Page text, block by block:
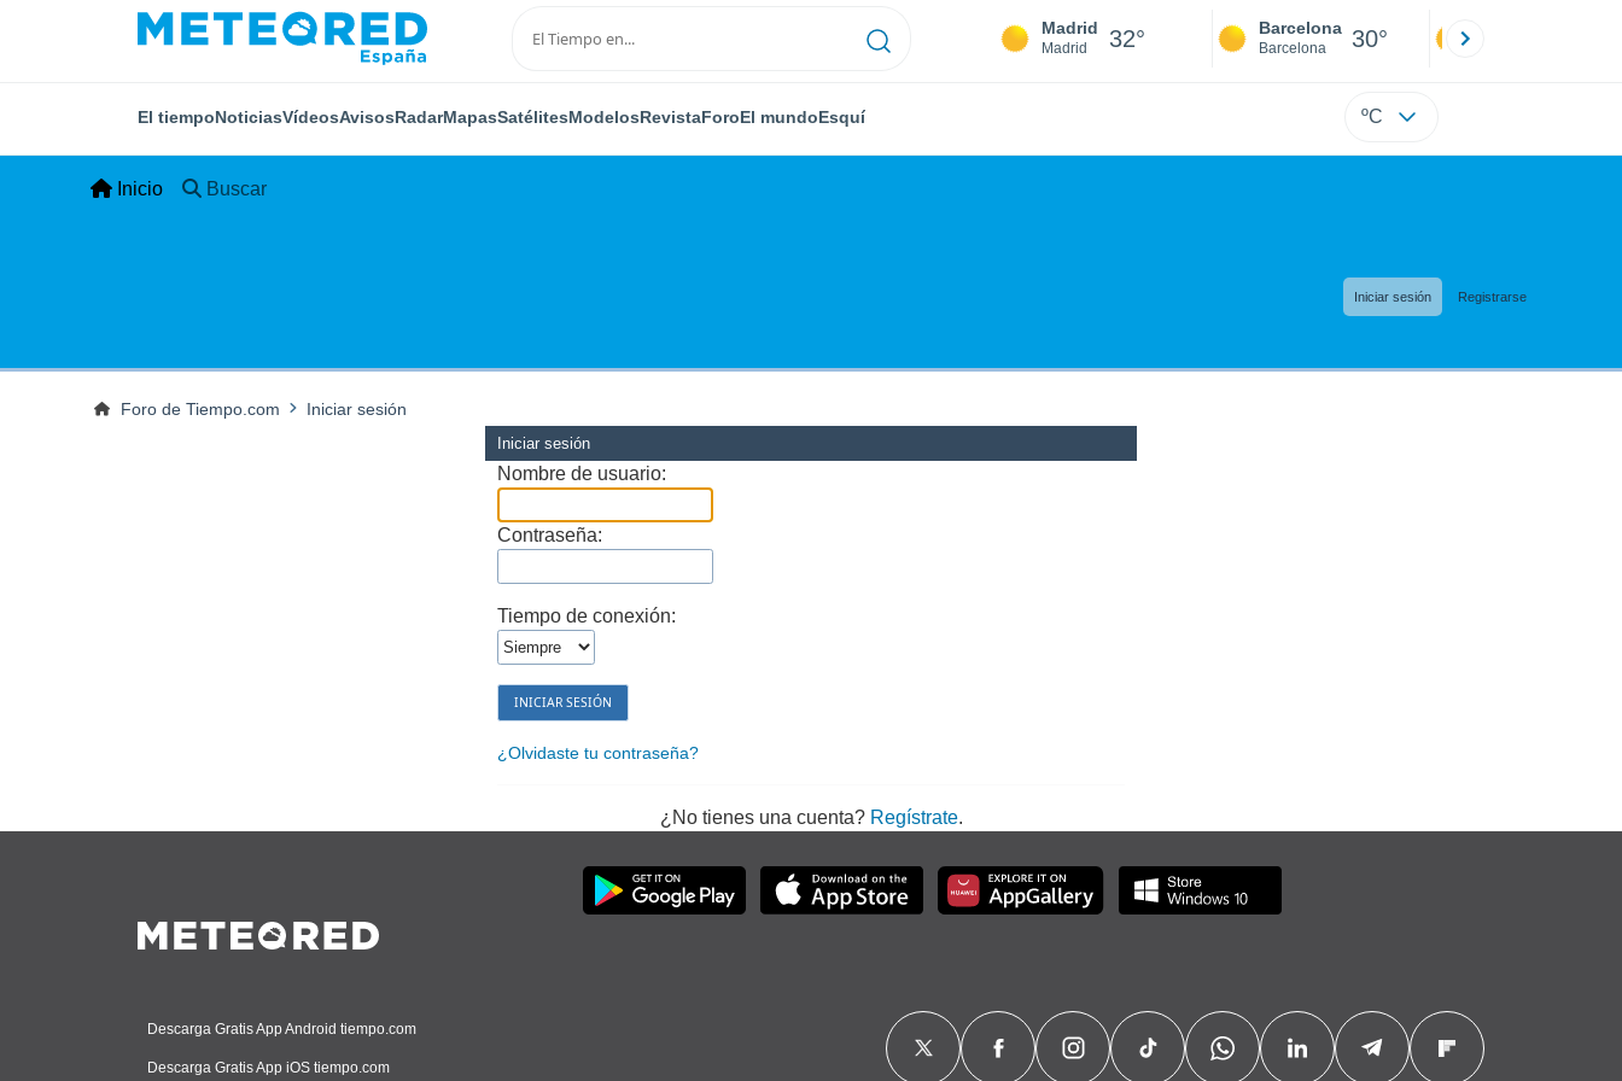
Madrid
Madrid 32° Barcelona
Barcelona 30°
El tiempoNoticiasVídeosAvisosRadarMapasSatélitesModelosRevistaForoEl mundoEsquí ºC
Inicio Buscar
Iniciar sesión Registrarse
Foro de Tiempo.com Iniciar sesión
Iniciar sesión
Nombre de usuario:
Contraseña:
Tiempo de conexión:
¿Olvidaste tu contraseña?
¿No tienes una cuenta? Regístrate.
Descarga Gratis App Android tiempo.com
Descarga Gratis App iOS tiempo.com